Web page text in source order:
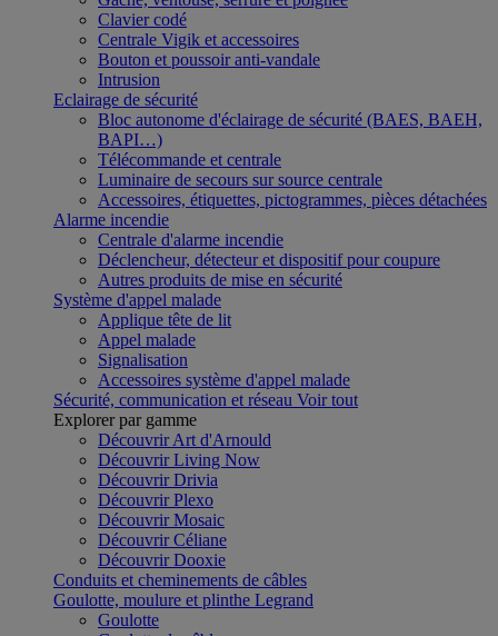
Clavier codé
Centrale Vigik et accessoires
Bouton et poussoir anti-vandale
Intrusion
Eclairage de sécurité
Bloc autonome d'éclairage de sécurité (BAES, BAEH,
BAPI…)
Télécommande et centrale
Luminaire de secours sur source centrale
Accessoires, étiquettes, pictogrammes, pièces détachées
Alarme incendie
Centrale d'alarme incendie
Déclencheur, détecteur et dispositif pour coupure
Autres produits de mise en sécurité
Système d'appel malade
Applique tête de lit
Appel malade
Signalisation
Accessoires système d'appel malade
Sécurité, communication et réseau Voir tout
Explorer par gamme
Découvrir Art d'Arnould
Découvrir Living Now
Découvrir Drivia
Découvrir Plexo
Découvrir Mosaic
Découvrir Céliane
Découvrir Dooxie
Conduits et cheminements de câbles
Goulotte, moulure et plinthe Legrand
Goulotte